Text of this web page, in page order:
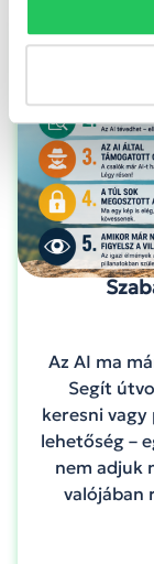
Az AI ma
Segít
keresni
lehetőség –
nem adjuk
valójában